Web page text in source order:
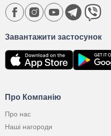
Про Компанію
Про нас
Наші нагороди
Завантажити застосунок